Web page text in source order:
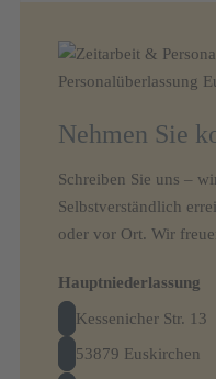
Nehmen Sie
Schreiben Sie uns –
Selbstverständlich
oder vor Ort. Wir
Hauptniederlassung
Kessenicher Str. 13
53879 Euskirchen